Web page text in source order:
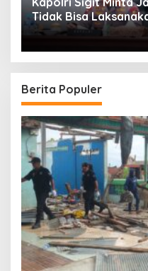
Tidak Bisa
Jokowi
Berita Populer